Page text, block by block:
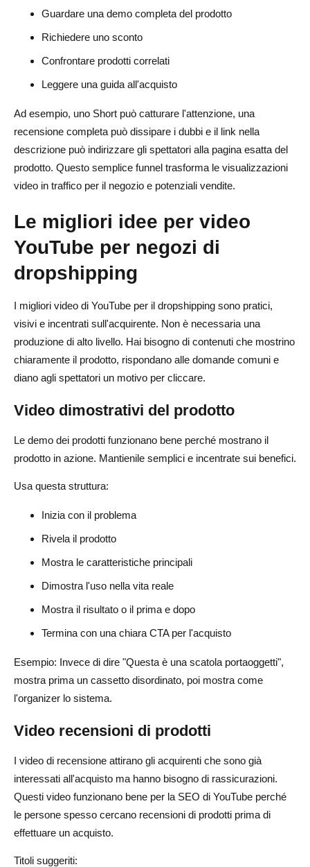
Guardare una demo completa del prodotto
Richiedere uno sconto
Confrontare prodotti correlati
Leggere una guida all'acquisto
Ad esempio, uno Short può catturare l'attenzione, una
recensione completa può dissipare i dubbi e il link nella
descrizione può indirizzare gli spettatori alla pagina esatta del
prodotto. Questo semplice funnel trasforma le visualizzazioni
video in traffico per il negozio e potenziali vendite.
Le migliori idee per video
YouTube per negozi di
dropshipping
I migliori video di YouTube per il dropshipping sono pratici,
visivi e incentrati sull'acquirente. Non è necessaria una
produzione di alto livello. Hai bisogno di contenuti che mostrino
chiaramente il prodotto, rispondano alle domande comuni e
diano agli spettatori un motivo per cliccare.
Video dimostrativi del prodotto
Le demo dei prodotti funzionano bene perché mostrano il
prodotto in azione. Mantienile semplici e incentrate sui benefici.
Usa questa struttura:
Inizia con il problema
Rivela il prodotto
Mostra le caratteristiche principali
Dimostra l'uso nella vita reale
Mostra il risultato o il prima e dopo
Termina con una chiara CTA per l'acquisto
Esempio: Invece di dire "Questa è una scatola portaoggetti",
mostra prima un cassetto disordinato, poi mostra come
l'organizer lo sistema.
Video recensioni di prodotti
I video di recensione attirano gli acquirenti che sono già
interessati all'acquisto ma hanno bisogno di rassicurazioni.
Questi video funzionano bene per la SEO di YouTube perché
le persone spesso cercano recensioni di prodotti prima di
effettuare un acquisto.
Titoli suggeriti: